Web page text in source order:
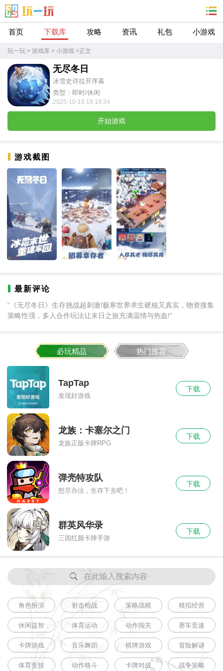
首页 下载库 攻略 资讯 礼包 小游戏
玩一玩 > 游戏库 > 小游戏 >正文
无尽冬日
冰雪史诗拉开序幕
类型：即时/休闲
2025-10-16 18:19:34
开始游戏
游戏截图
最新评论
“《无尽冬日》生存挑战超刺激!极寒世界求生硬核又真实，物资搜集
策略性强，多人合作玩法让末日之旅充满温情与热血!”
必玩精品 热门推荐
TapTap
发现好游戏
下载
龙族：卡塞尔之门
龙族正版卡牌RPG
下载
弹壳特攻队
想尽办法，生存下去吧！
下载
群英风华录
三国红颜卡牌手游
下载
在此输入搜索内容
角色扮演 射击枪战 策略战棋 模拟经营
休闲益智 体育运动 动作闯关 赛车竞速
卡牌游戏 音乐舞蹈 棋牌游戏 冒险解谜
体育竞技 动作格斗 卡牌对战 战争策略